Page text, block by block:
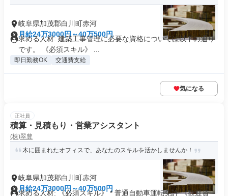
岐阜県加茂郡白川町赤河
月給24万3000円～40万500円
求める人材: 建築工事管理に必要な資格については以下の通り
です。 《必須スキル》 ...
即日勤務OK 交通費支給
気になる
正社員
積算・見積もり・営業アシスタント
(株)翠豊
木に囲まれたオフィスで、あなたのスキルを活かしませんか！
岐阜県加茂郡白川町赤河
月給24万3000円～40万500円
求める人材: 《必須スキル》 * 普通自動車運転免許 《歓迎資